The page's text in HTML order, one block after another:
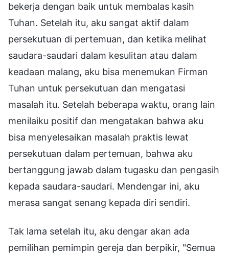
bekerja dengan baik untuk membalas kasih
Tuhan. Setelah itu, aku sangat aktif dalam
persekutuan di pertemuan, dan ketika melihat
saudara-saudari dalam kesulitan atau dalam
keadaan malang, aku bisa menemukan Firman
Tuhan untuk persekutuan dan mengatasi
masalah itu. Setelah beberapa waktu, orang lain
menilaiku positif dan mengatakan bahwa aku
bisa menyelesaikan masalah praktis lewat
persekutuan dalam pertemuan, bahwa aku
bertanggung jawab dalam tugasku dan pengasih
kepada saudara-saudari. Mendengar ini, aku
merasa sangat senang kepada diri sendiri.
Tak lama setelah itu, aku dengar akan ada
pemilihan pemimpin gereja dan berpikir, "Semua